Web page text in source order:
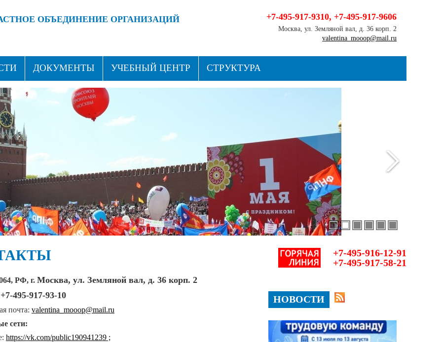
ОБЪЕДИНЕНИЕ ОРГАНИЗАЦИЙ +7-495-917-9310, +7-495-917-9606
Москва, ул. Земляной вал, д. 36 корп. 2
valentina_mooop@mail.ru
ДОКУМЕНТЫ УЧЕБНЫЙ ЦЕНТР СТРУКТУРА
РФ, г. Москва, ул. Земляной вал, д. 36 корп. 2
+7-495-917-93-10
почта: valentina mooop@mail.ru
сети:
https://vk.com/public190941239 ;
+7-495-916-12-91
+7-495-917-58-21
НОВОСТИ